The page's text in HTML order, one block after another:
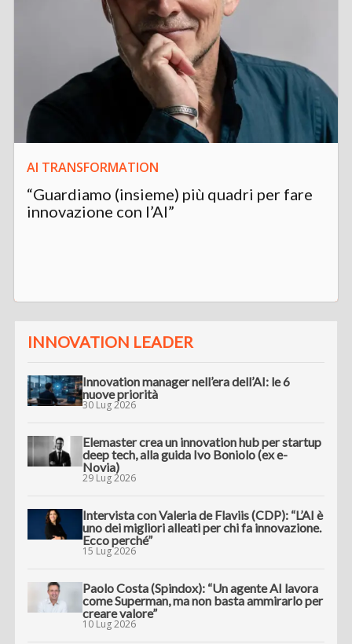
AI TRANSFORMATION
“Guardiamo (insieme) più quadri per fare
innovazione con l’AI”
INNOVATION LEADER
Innovation manager nell’era dell’AI: le 6
nuove priorità
30 Lug 2026
Elemaster crea un innovation hub per startup
deep tech, alla guida Ivo Boniolo (ex e-
Novia)
29 Lug 2026
Intervista con Valeria de Flaviis (CDP): “L’AI è
uno dei migliori alleati per chi fa innovazione.
Ecco perché”
15 Lug 2026
Paolo Costa (Spindox): “Un agente AI lavora
come Superman, ma non basta ammirarlo per
creare valore”
10 Lug 2026